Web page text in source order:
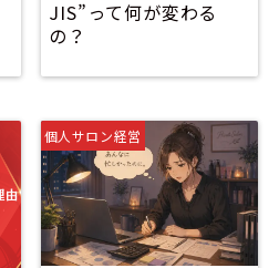
JIS”って何が変わる
の？
個人サロン経営